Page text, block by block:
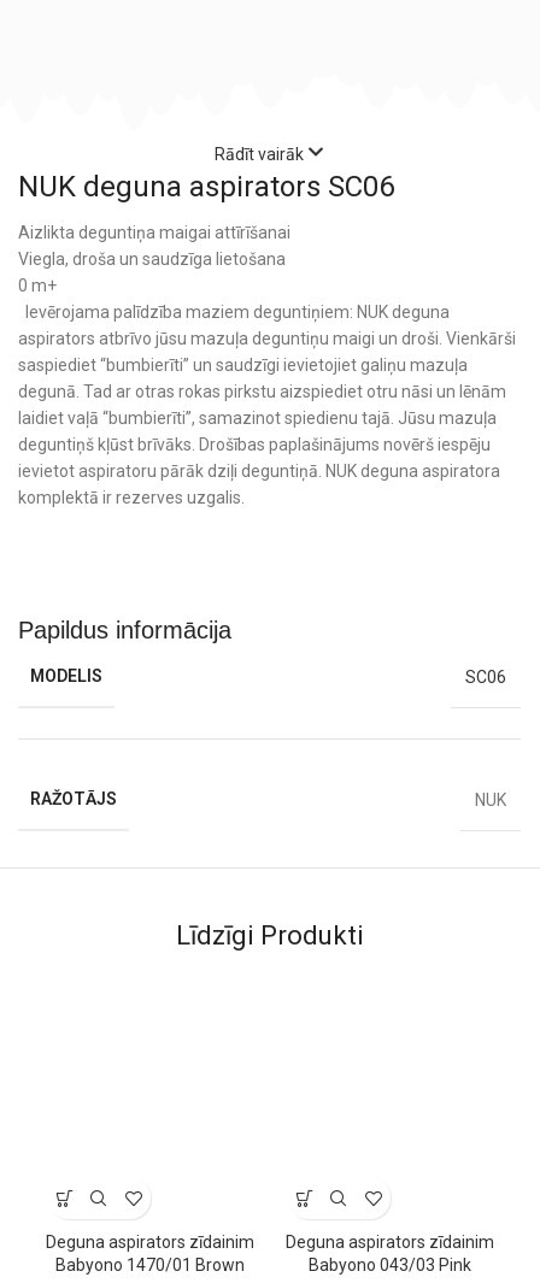
NUK deguna aspirators SC06
Aizlikta deguntiņa maigai attīrīšanai
Viegla, droša un saudzīga lietošana
0 m+
Ievērojama palīdzība maziem deguntiņiem: NUK deguna
aspirators atbrīvo jūsu mazuļa deguntiņu maigi un droši. Vienkārši
saspiediet “bumbierīti” un saudzīgi ievietojiet galiņu mazuļa
degunā. Tad ar otras rokas pirkstu aizspiediet otru nāsi un lēnām
laidiet vaļā “bumbierīti”, samazinot spiedienu tajā. Jūsu mazuļa
deguntiņš kļūst brīvāks. Drošības paplašinājums novērš iespēju
ievietot aspiratoru pārāk dziļi deguntiņā. NUK deguna aspiratora
komplektā ir rezerves uzgalis.
Rādīt vairāk
Papildus informācija
MODELIS SC06
RAŽOTĀJS NUK
Līdzīgi Produkti
Deguna aspirators zīdainim
Babyono 1470/01 Brown
Deguna aspirators zīdainim
Babyono 043/03 Pink